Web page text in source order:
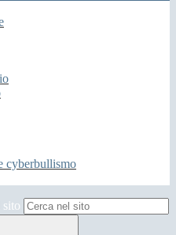
cyberbullismo
sito